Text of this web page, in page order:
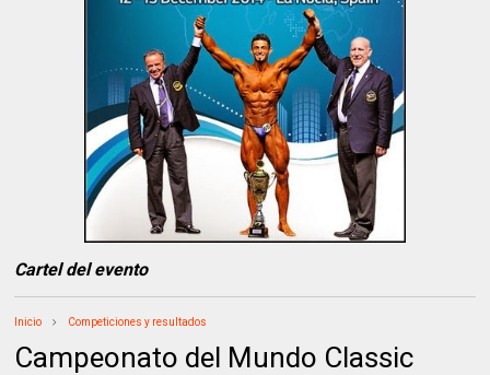
Cartel del evento
Inicio Competiciones y resultados
Campeonato del Mundo Classic